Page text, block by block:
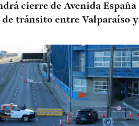
cierre de Avenida España
de tránsito entre Valparaíso y